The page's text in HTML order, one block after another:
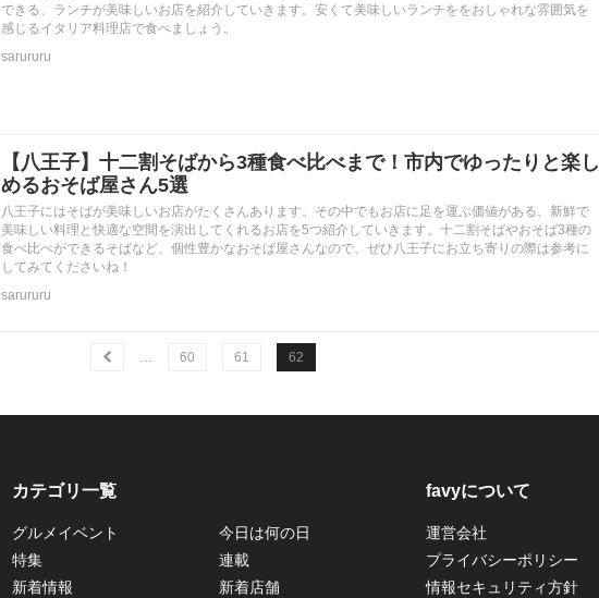
できる、ランチが美味しいお店を紹介していきます。安くて美味しいランチををおしゃれな雰囲気を
感じるイタリア料理店で食べましょう。
sarururu
【八王子】十二割そばから3種食べ比べまで！市内でゆったりと楽し
めるおそば屋さん5選
八王子にはそばが美味しいお店がたくさんあります。その中でもお店に足を運ぶ価値がある、新鮮で
美味しい料理と快適な空間を演出してくれるお店を5つ紹介していきます。十二割そばやおそば3種の
食べ比べができるそばなど、個性豊かなおそば屋さんなので、ぜひ八王子にお立ち寄りの際は参考に
してみてくださいね！
sarururu
60 61 62
カテゴリ一覧
グルメイベント
今日は何の日
特集
連載
新着情報
新着店舗
favyについて
運営会社
プライバシーポリシー
情報セキュリティ方針